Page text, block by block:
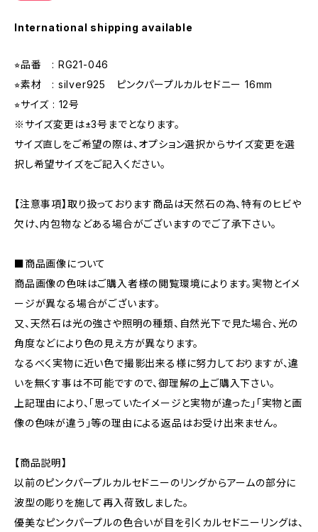
International shipping available
⭐︎品番 : RG21-046
⭐︎素材 : silver925 ピンクパープルカルセドニー 16mm
⭐︎サイズ : 12号
※サイズ変更は±3号までとなります。
サイズ直しをご希望の際は、オプション選択からサイズ変更を選
択し希望サイズをご記入ください。
【注意事項】取り扱っております商品は天然石の為、特有のヒビや
欠け、内包物などある場合がございますのでご了承下さい。
■商品画像について
商品画像の色味はご購入者様の閲覧環境によります。実物とイメ
ージが異なる場合がございます。
又、天然石は光の強さや照明の種類、自然光下で見た場合、光の
角度などにより色の見え方が異なります。
なるべく実物に近い色で撮影出来る様に努力しておりますが、違
いを無くす事は不可能ですので、御理解の上ご購入下さい。
上記理由により、｢思っていたイメージと実物が違った｣｢実物と画
像の色味が違う｣等の理由による返品はお受け出来ません。
【商品説明】
以前のピンクパープルカルセドニーのリングからアームの部分に
波型の彫りを施して再入荷致しました。
優美なピンクパープルの色合いが目を引くカルセドニーリングは、